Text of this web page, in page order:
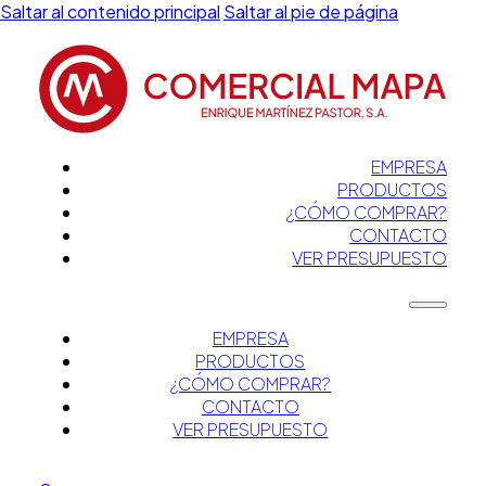
Saltar al contenido principal Saltar al pie de página
EMPRESA
PRODUCTOS
¿CÓMO COMPRAR?
CONTACTO
VER PRESUPUESTO
EMPRESA
PRODUCTOS
¿CÓMO COMPRAR?
CONTACTO
VER PRESUPUESTO